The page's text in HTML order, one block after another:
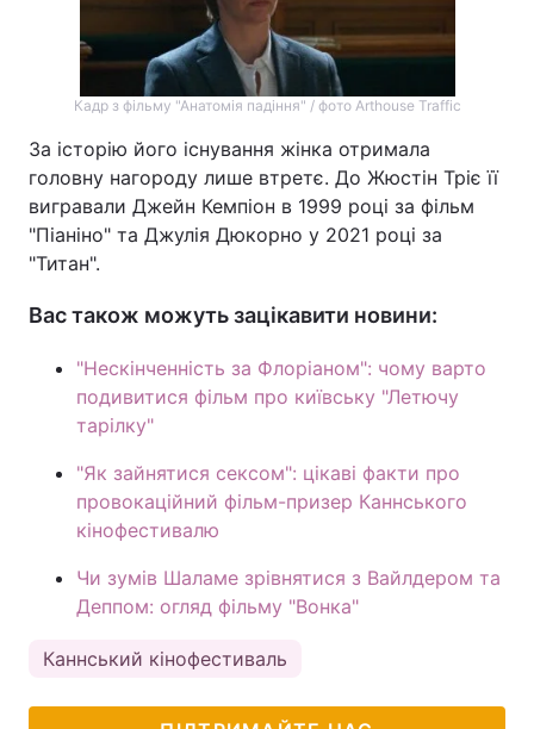
Кадр з фільму "Анатомія падіння" / фото Arthouse Traffic
За історію його існування жінка отримала
головну нагороду лише втретє. До Жюстін Тріє її
вигравали Джейн Кемпіон в 1999 році за фільм
"Піаніно" та Джулія Дюкорно у 2021 році за
"Титан".
Вас також можуть зацікавити новини:
"Нескінченність за Флоріаном": чому варто
подивитися фільм про київську "Летючу
тарілку"
"Як зайнятися сексом": цікаві факти про
провокаційний фільм-призер Каннського
кінофестивалю
Чи зумів Шаламе зрівнятися з Вайлдером та
Деппом: огляд фільму "Вонка"
Каннський кінофестиваль